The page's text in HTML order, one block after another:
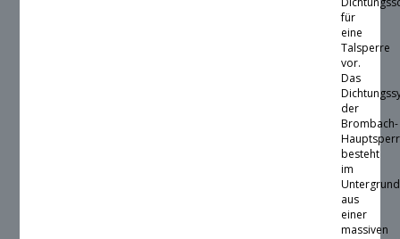
für
eine
Talsperre
vor.
Das
der
Brombach-
besteht
im
Untergrund
aus
einer
massiven